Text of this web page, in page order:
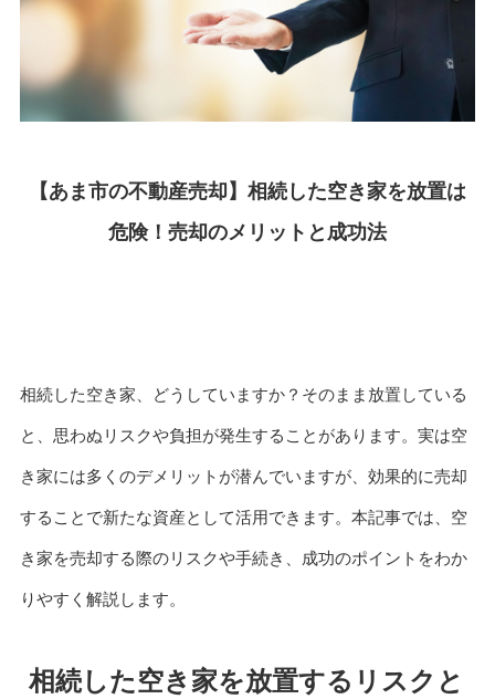
【あま市の不動産売却】相続した空き家を放置は
危険！売却のメリットと成功法
相続した空き家、どうしていますか？そのまま放置している
と、思わぬリスクや負担が発生することがあります。実は空
き家には多くのデメリットが潜んでいますが、効果的に売却
することで新たな資産として活用できます。本記事では、空
き家を売却する際のリスクや手続き、成功のポイントをわか
りやすく解説します。
相続した空き家を放置するリスクと